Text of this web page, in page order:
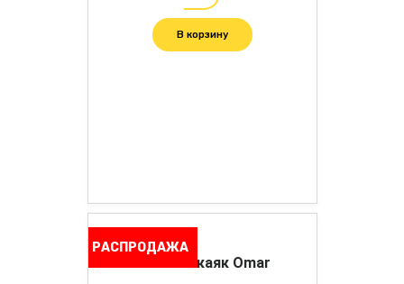
В корзину
РАСПРОДАЖА
Blau See каяк Omar